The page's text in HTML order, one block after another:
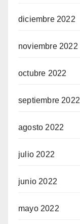
diciembre 2022
noviembre 2022
octubre 2022
septiembre 2022
agosto 2022
julio 2022
junio 2022
mayo 2022